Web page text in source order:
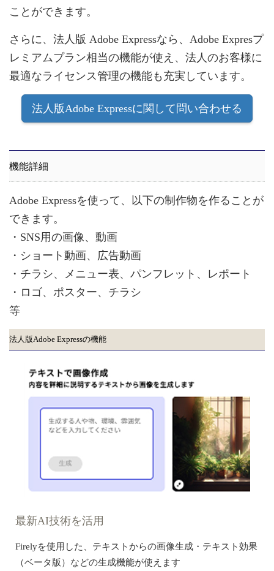
ことができます。
さらに、法人版 Adobe Expressなら、Adobe Expresプ
レミアムプラン相当の機能が使え、法人のお客様に
最適なライセンス管理の機能も充実しています。
法人版Adobe Expressに関して問い合わせる
機能詳細
Adobe Expressを使って、以下の制作物を作ることが
できます。
・SNS用の画像、動画
・ショート動画、広告動画
・チラシ、メニュー表、パンフレット、レポート
・ロゴ、ポスター、チラシ
等
法人版Adobe Expressの機能
最新AI技術を活用
Firelyを使用した、テキストからの画像生成・テキスト効果
（ベータ版）などの生成機能が使えます